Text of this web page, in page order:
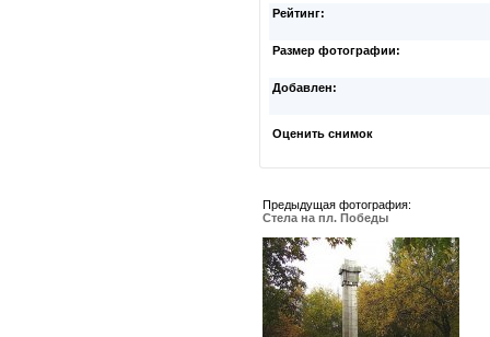
Рейтинг:
Размер фотографии:
Добавлен:
Оценить снимок
Предыдущая фотография:
Стела на пл. Победы